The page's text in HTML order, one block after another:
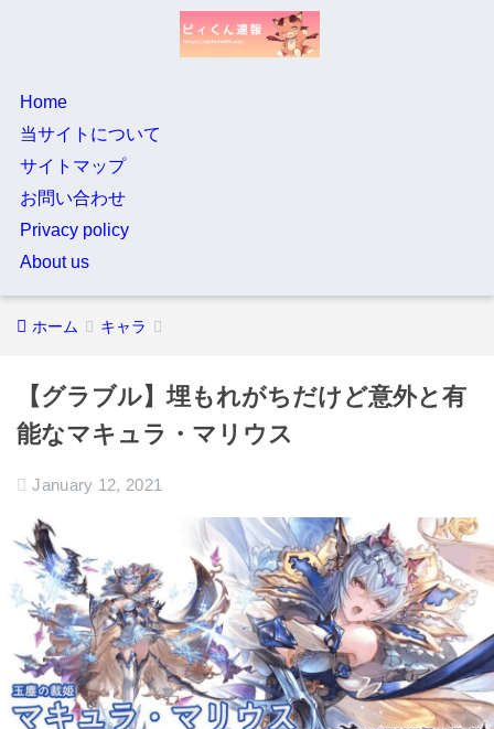
Home
当サイトについて
サイトマップ
お問い合わせ
Privacy policy
About us
ホーム キャラ
【グラブル】埋もれがちだけど意外と有
能なマキュラ・マリウス
January 12, 2021